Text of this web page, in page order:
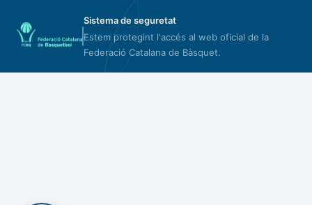
Sistema de seguretat
Estem protegint l'accés al web oficial de la
Federació Catalana de Bàsquet.